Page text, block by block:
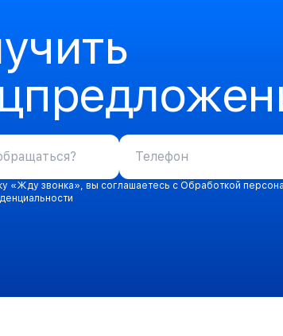
«Жду звонка», вы соглашаетесь с Обработкой